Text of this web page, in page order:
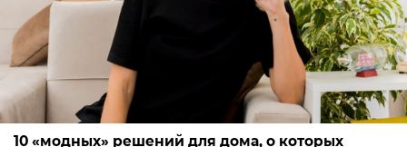
10 «модных» решений для дома, о которых